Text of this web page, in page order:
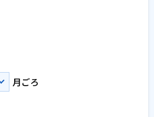
月ごろ